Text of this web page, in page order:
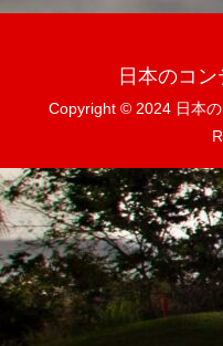
日本のコ
Copyright © 2024 日本